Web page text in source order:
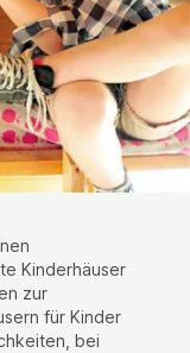
Kinderhäuser
zur
für Kinder
bei